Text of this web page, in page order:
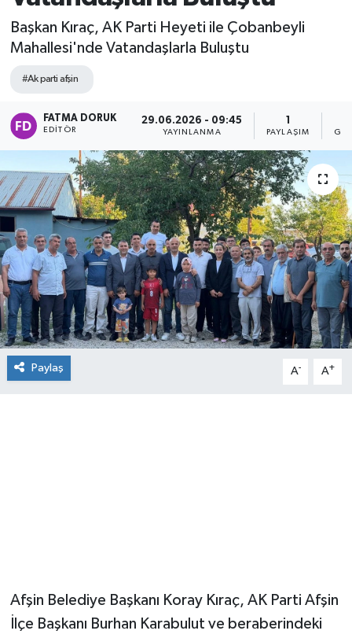
Başkan Kıraç, AK Parti Heyeti ile Çobanbeyli
Mahallesi'nde Vatandaşlarla Buluştu
#Ak parti afşin
FATMA DORUK
EDITÖR
29.06.2026 - 09:45
YAYINLANMA
1
PAYLAŞIM
Paylaş A- A+
Afşin Belediye Başkanı Koray Kıraç, AK Parti Afşin
İlçe Başkanı Burhan Karabulut ve beraberindeki